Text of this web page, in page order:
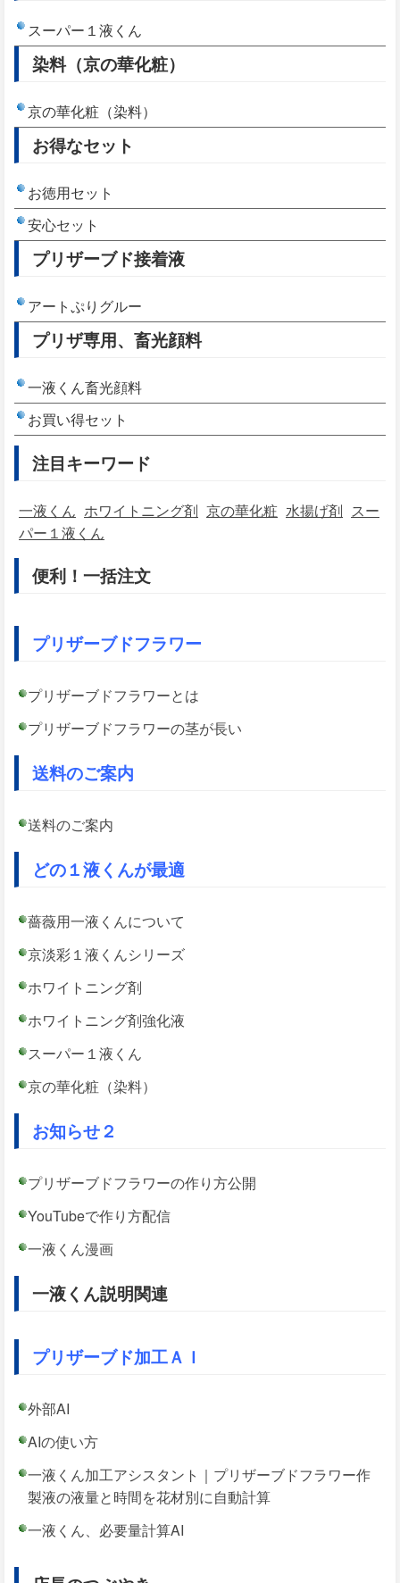
スーパー１液くん
染料（京の華化粧）
京の華化粧（染料）
お得なセット
お徳用セット
安心セット
プリザーブド接着液
アートぷりグルー
プリザ専用、畜光顔料
一液くん畜光顔料
お買い得セット
注目キーワード
一液くん ホワイトニング剤 京の華化粧 水揚げ剤 スー
パー１液くん
便利！一括注文
プリザーブドフラワー
プリザーブドフラワーとは
プリザーブドフラワーの茎が長い
送料のご案内
送料のご案内
どの１液くんが最適
薔薇用一液くんについて
京淡彩１液くんシリーズ
ホワイトニング剤
ホワイトニング剤強化液
スーパー１液くん
京の華化粧（染料）
お知らせ２
プリザーブドフラワーの作り方公開
YouTubeで作り方配信
一液くん漫画
一液くん説明関連
プリザーブド加工ＡＩ
外部AI
AIの使い方
一液くん加工アシスタント｜プリザーブドフラワー作
製液の液量と時間を花材別に自動計算
一液くん、必要量計算AI